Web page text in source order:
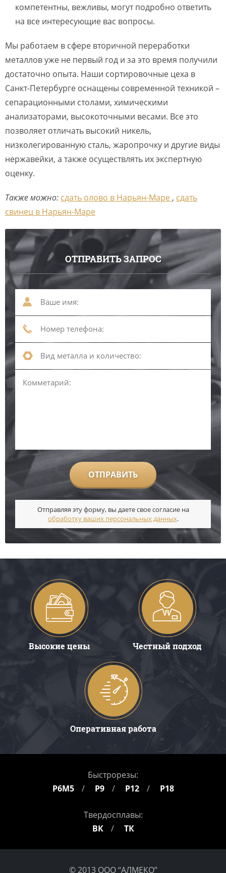
компетентны, вежливы, могут подробно ответить
на все интересующие вас вопросы.
Мы работаем в сфере вторичной переработки
металлов уже не первый год и за это время получили
достаточно опыта. Наши сортировочные цеха в
Санкт-Петербурге оснащены современной техникой –
сепарационными столами, химическими
анализаторами, высокоточными весами. Все это
позволяет отличать высокий никель,
низколегированную сталь, жаропрочку и другие виды
нержавейки, а также осуществлять их экспертную
оценку.
Также можно: сдать олово в Нарьян-Маре , сдать
свинец в Нарьян-Маре
ОТПРАВИТЬ ЗАПРОС
ОТПРАВИТЬ
Отправляя эту форму, вы даете свое согласие на
обработку ваших персональных данных.
Высокие цены Честный подход
Оперативная работа
Быстрорезы:
Р6М5
Р9 Р12 Р18
Твердосплавы:
ВК
ТК
© 2013 ООО “АЛМЕКО”